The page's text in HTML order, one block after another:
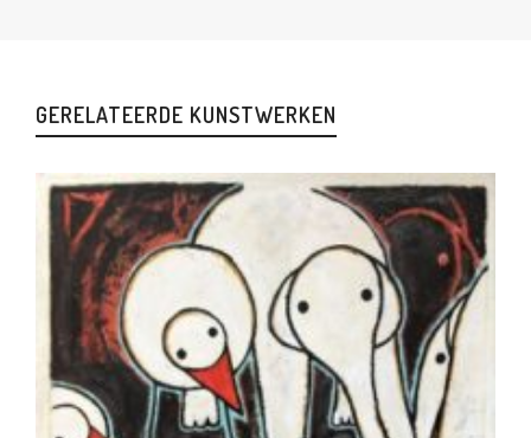
GERELATEERDE KUNSTWERKEN